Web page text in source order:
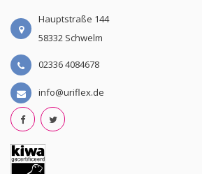
Hauptstraße 144
58332 Schwelm
02336 4084678
info@uriflex.de